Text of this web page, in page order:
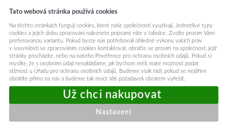
Ochranný kryt Glossy
MagSafe pro Samsung
Galaxy S24 Ultra tmavě
Ringke Silikonové
Magnetické MagSafe
Samsung Galaxy S24 Ultra
Tato webová stránka používá cookies
Na těchto stránkách fungují cookies, které naše společnosti využívají. Jednotlivé typy
cookies a jejich dobu zpracování naleznete popsané níže v tabulce. Zvolte prosím Vámi
preferovanou variantu. Pokud byste nás potřebovali ohledně výkonu vašich práv
v souvislosti se zpracováním cookies kontaktovat, obraťte se prosím na společnost, jejíž
stránky procházíte, nebo na našeho Pověřence pro ochranu osobních údajů. Pokud si
myslíte, že s osobními údaji nenakládáme, jak bychom měli, máte možnost podat
stížnost u Úřadu pro ochranu osobních údajů. Budeme však rádi, pokud se nejdříve
obrátíte přímo na nás a budeme tak moct Váš požadavek obratem vyřešit.
Nastavení